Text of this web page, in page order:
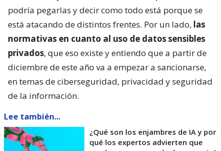
podría pegarlas y decir como todo está porque se
está atacando de distintos frentes. Por un lado, las
normativas en cuanto al uso de datos sensibles
privados, que eso existe y entiendo que a partir de
diciembre de este año va a empezar a sancionarse,
en temas de ciberseguridad, privacidad y seguridad
de la información.
Lee también...
¿Qué son los enjambres de IA y por
qué los expertos advierten que